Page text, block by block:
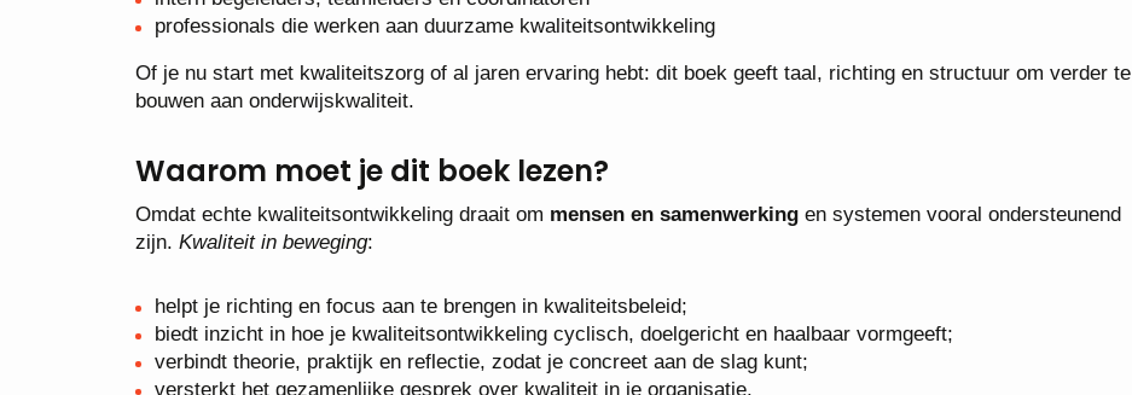
professionals die werken aan duurzame kwaliteitsontwikkeling
Of je nu start met kwaliteitszorg of al jaren ervaring hebt: dit boek geeft taal, richting en structuur om verder te
bouwen aan onderwijskwaliteit.
Waarom moet je dit boek lezen?
Omdat echte kwaliteitsontwikkeling draait om mensen en samenwerking en systemen vooral ondersteunend
zijn. Kwaliteit in beweging:
helpt je richting en focus aan te brengen in kwaliteitsbeleid;
biedt inzicht in hoe je kwaliteitsontwikkeling cyclisch, doelgericht en haalbaar vormgeeft;
verbindt theorie, praktijk en reflectie, zodat je concreet aan de slag kunt;
versterkt het gezamenlijke gesprek over kwaliteit in je organisatie.